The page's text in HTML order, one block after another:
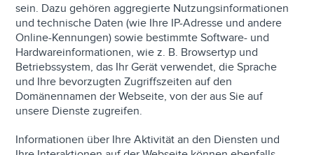
sein. Dazu gehören aggregierte Nutzungsinformationen
und technische Daten (wie Ihre IP-Adresse und andere
Online-Kennungen) sowie bestimmte Software- und
Hardwareinformationen, wie z. B. Browsertyp und
Betriebssystem, das Ihr Gerät verwendet, die Sprache
und Ihre bevorzugten Zugriffszeiten auf den
Domänennamen der Webseite, von der aus Sie auf
unsere Dienste zugreifen.
Informationen über Ihre Aktivität an den Diensten und